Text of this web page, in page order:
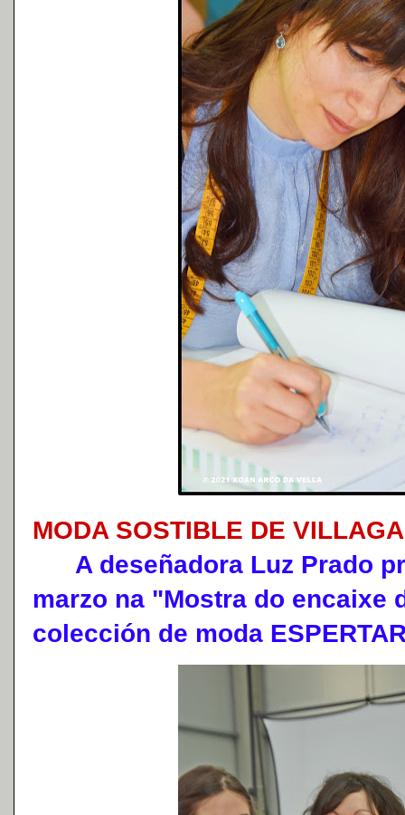
MODA SOSTIBLE DE
A deseñadora Luz Prado
marzo na "Mostra do encaixe
colección de moda